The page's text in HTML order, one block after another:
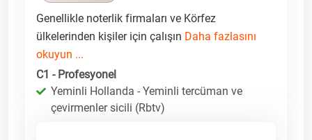
Genellikle noterlik firmaları ve Körfez
ülkelerinden kişiler için çalışın Daha fazlasını
okuyun ...
C1 - Profesyonel
Yeminli Hollanda - Yeminli tercüman ve
çevirmenler sicili (Rbtv)